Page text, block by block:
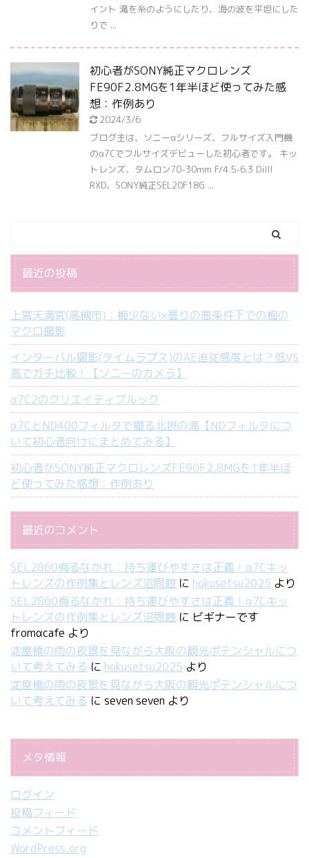
イント 滝を糸のようにしたり、海の波を平坦にした
りで ...
初心者がSONY純正マクロレンズ
FE90F2.8MGを1年半ほど使ってみた感
想：作例あり
2024/3/6
ブログ主は、ソニーαシリーズ、フルサイズ入門機
のα7Cでフルサイズデビューした初心者です。 キッ
トレンズ、タムロン70-30mm F/4.5-6.3 DiIII
RXD、SONY純正SEL20F18G ...
最近の投稿
上宮天満宮(高槻市)：梅少ない×曇りの悪条件下での梅の
マクロ撮影
インターバル撮影(タイムラプス)のAE追従感度とは？低VS
高でガチ比較！【ソニーのカメラ】
α7C2のクリエイティブルック
α7CとND400フィルタで撮る北摂の滝【NDフィルタにつ
いて初心者向けにまとめてみる】
初心者がSONY純正マクロレンズFE90F2.8MGを1年半ほ
ど使ってみた感想：作例あり
最近のコメント
SEL2860侮るなかれ：持ち運びやすさは正義！α7Cキッ
トレンズの作例集とレンズ沼問題 に hokusetsu2025 より
SEL2860侮るなかれ：持ち運びやすさは正義！α7Cキッ
トレンズの作例集とレンズ沼問題 に ビギナーです
fromαcafe より
淀屋橋の雨の夜景を見ながら大阪の観光ポテンシャルにつ
いて考えてみる に hokusetsu2025 より
淀屋橋の雨の夜景を見ながら大阪の観光ポテンシャルにつ
いて考えてみる に seven seven より
メタ情報
ログイン
投稿フィード
コメントフィード
WordPress.org